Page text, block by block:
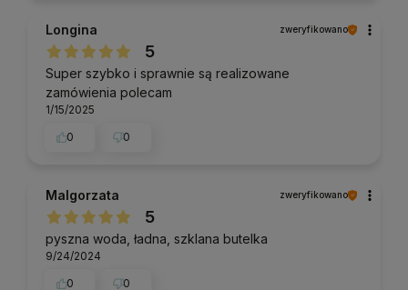
Longina zweryfikowano
5
Super szybko i sprawnie są realizowane
zamówienia polecam
1/15/2025
0
0
Malgorzata zweryfikowano
5
pyszna woda, ładna, szklana butelka
9/24/2024
0
0